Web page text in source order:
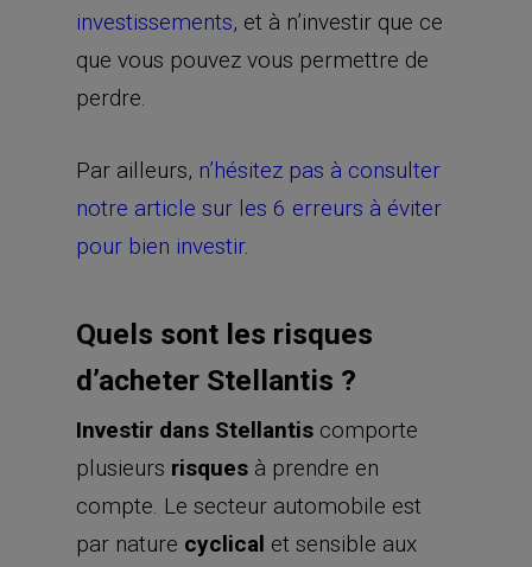
investissements, et à n’investir que ce
que vous pouvez vous permettre de
perdre.
Par ailleurs, n’hésitez pas à consulter
notre article sur les 6 erreurs à éviter
pour bien investir.
Quels sont les risques
d’acheter Stellantis ?
Investir dans Stellantis comporte
plusieurs risques à prendre en
compte. Le secteur automobile est
par nature cyclical et sensible aux